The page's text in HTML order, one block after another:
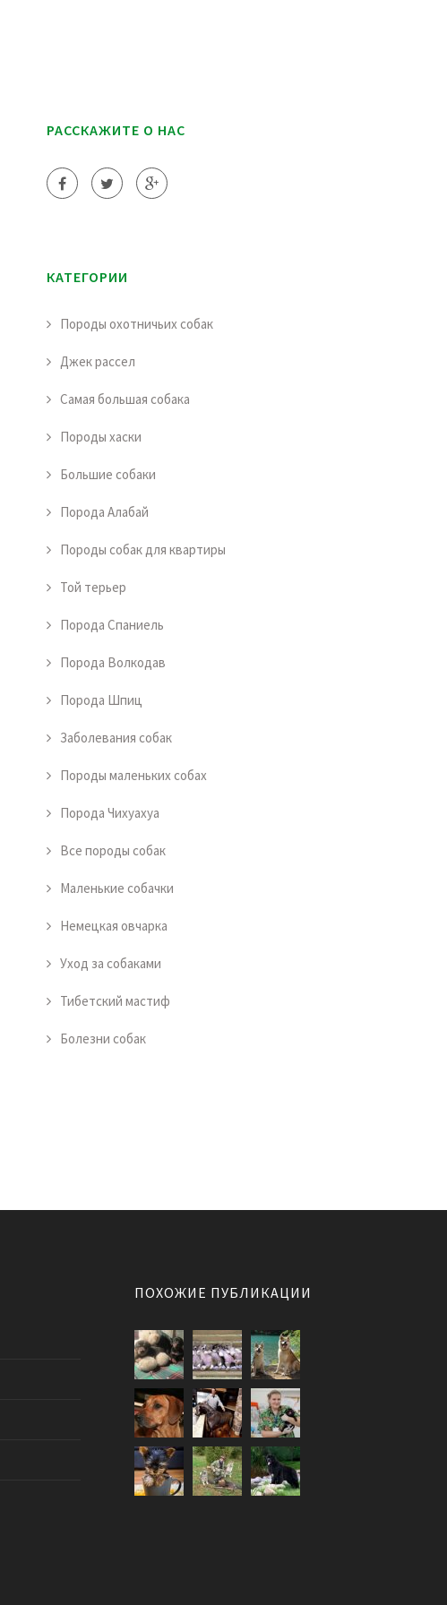
РАССКАЖИТЕ О НАС
КАТЕГОРИИ
Породы охотничьих собак
Джек рассел
Самая большая собака
Породы хаски
Большие собаки
Порода Алабай
Породы собак для квартиры
Той терьер
Порода Спаниель
Порода Волкодав
Порода Шпиц
Заболевания собак
Породы маленьких собах
Порода Чихуахуа
Все породы собак
Маленькие собачки
Немецкая овчарка
Уход за собаками
Тибетский мастиф
Болезни собак
ПОХОЖИЕ ПУБЛИКАЦИИ